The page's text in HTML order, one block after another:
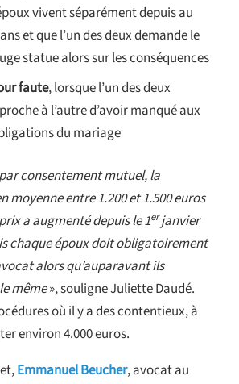
vivent séparément depuis au
et que l’un des deux demande le
statue alors sur les conséquences
faute, lorsque l’un des deux
à l’autre d’avoir manqué aux
du mariage
consentement mutuel, la
moyenne entre 1.200 et 1.500 euros
a augmenté depuis le 1erjanvier
chaque époux doit obligatoirement
alors qu’auparavant ils
même», souligne Juliette Daudé.
où il y a des contentieux, à
environ 4.000 euros.
Emmanuel Beucher, avocat au